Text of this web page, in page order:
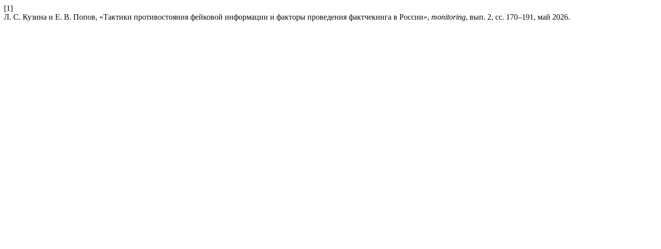
[1]
Л. С. Кузина и Е. В. Попов, «Тактики противостояния фейковой информации и факторы проведения фактчекинга в России», monitoring, вып. 2, сс. 170–191, май 2026.